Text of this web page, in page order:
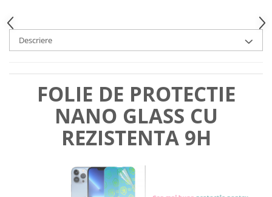
Descriere
FOLIE DE PROTECTIE
NANO GLASS CU
REZISTENTA 9H